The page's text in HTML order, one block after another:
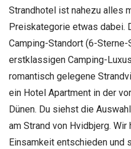
Strandhotel ist nahezu alles
Preiskategorie etwas dabei.
Camping-Standort (6-Sterne-
erstklassigen Camping-
romantisch gelegene
ein Hotel Apartment in der
Dünen. Du siehst die
am Strand von Hvidbjerg.
Einsamkeit entschieden und